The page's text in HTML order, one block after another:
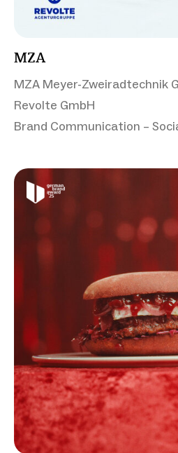
MZA
MZA Meyer-Zweiradtechnik
Revolte GmbH
Brand Communication –